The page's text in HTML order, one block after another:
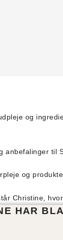
og
anbefalinger
og
Christine,
HAR